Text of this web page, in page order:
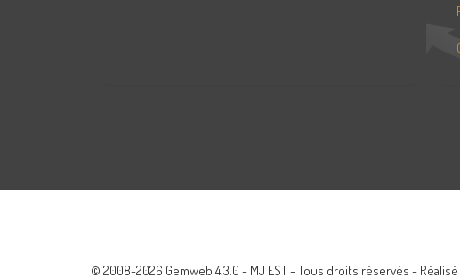
© 2008-2026 Gemweb 4.3.0 - MJ EST - Tous droits réservés -